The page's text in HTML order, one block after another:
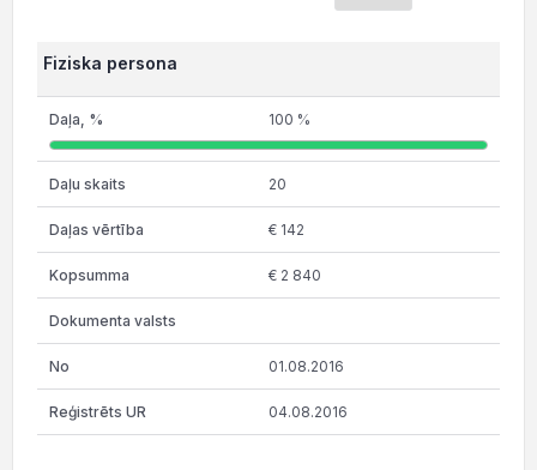
Fiziska persona
100 %
20
€ 142
€ 2 840
01.08.2016
04.08.2016